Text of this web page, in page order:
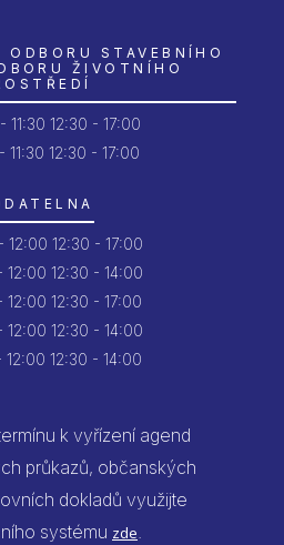
STAVEBNÍHO
ŽIVOTNÍHO
11:30 12:30 - 17:00
11:30 12:30 - 17:00
12:00 12:30 - 17:00
12:00 12:30 - 14:00
12:00 12:30 - 17:00
12:00 12:30 - 14:00
12:00 12:30 - 14:00
k vyřízení agend
průkazů, občanských
dokladů využijte
systému zde.